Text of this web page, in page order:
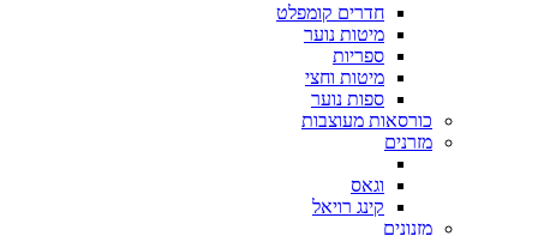
חדרים קומפלט
מיטות נוער
ספריות
מיטות וחצי
ספות נוער
כורסאות מעוצבות
מזרנים
וגאס
קינג רויאל
מזנונים